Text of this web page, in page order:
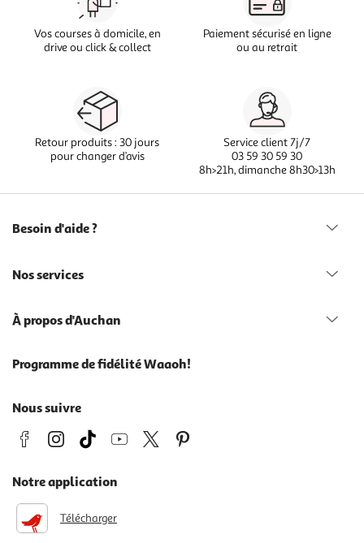
Vos courses à domicile, en
drive ou click & collect
Paiement sécurisé en ligne
ou au retrait
Retour produits : 30 jours
pour changer d’avis
Service client 7j/7
03 59 30 59 30
8h>21h, dimanche 8h30>13h
Besoin d'aide ?
Nos services
À propos d'Auchan
Programme de fidélité Waaoh!
Nous suivre
Notre application
Télécharger